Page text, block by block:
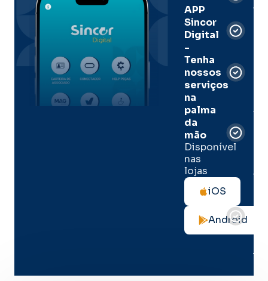
APP
Sincor
Digital
-
Tenha
nossos
serviços
na
palma
da
mão
Disponível
nas
lojas
iOS
Android
Sua
no